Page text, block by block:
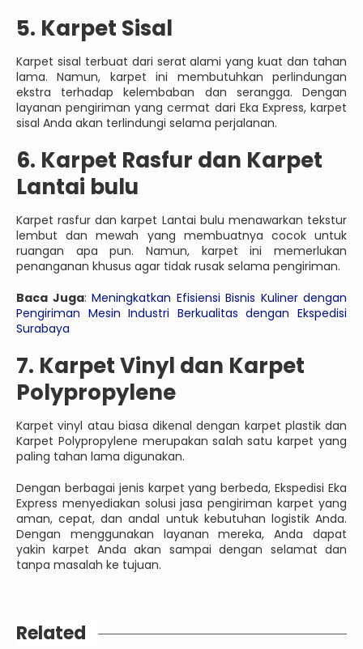
5. Karpet Sisal
Karpet sisal terbuat dari serat alami yang kuat dan tahan
lama. Namun, karpet ini membutuhkan perlindungan
ekstra terhadap kelembaban dan serangga. Dengan
layanan pengiriman yang cermat dari Eka Express, karpet
sisal Anda akan terlindungi selama perjalanan.
6. Karpet Rasfur dan Karpet
Lantai bulu
Karpet rasfur dan karpet Lantai bulu menawarkan tekstur
lembut dan mewah yang membuatnya cocok untuk
ruangan apa pun. Namun, karpet ini memerlukan
penanganan khusus agar tidak rusak selama pengiriman.
Baca Juga: Meningkatkan Efisiensi Bisnis Kuliner dengan
Pengiriman Mesin Industri Berkualitas dengan Ekspedisi
Surabaya
7. Karpet Vinyl dan Karpet
Polypropylene
Karpet vinyl atau biasa dikenal dengan karpet plastik dan
Karpet Polypropylene merupakan salah satu karpet yang
paling tahan lama digunakan.
Dengan berbagai jenis karpet yang berbeda, Ekspedisi Eka
Express menyediakan solusi jasa pengiriman karpet yang
aman, cepat, dan andal untuk kebutuhan logistik Anda.
Dengan menggunakan layanan mereka, Anda dapat
yakin karpet Anda akan sampai dengan selamat dan
tanpa masalah ke tujuan.
Related